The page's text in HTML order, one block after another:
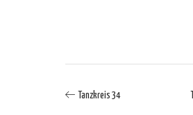
Tanzkreis 34